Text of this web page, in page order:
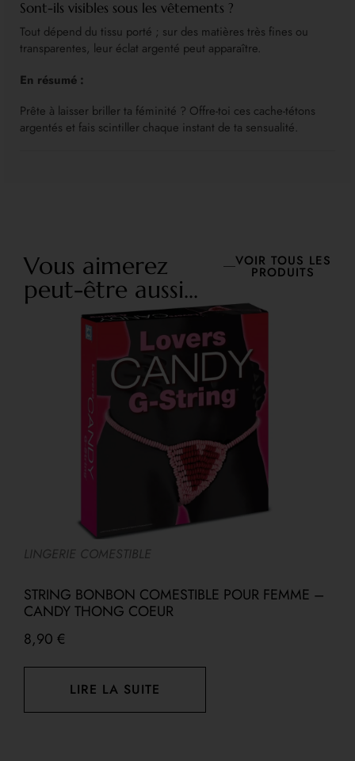
Sont-ils visibles sous les vêtements ?
Tout dépend du tissu porté ; sur des matières très fines ou
transparentes, leur éclat argenté peut apparaître.
En résumé :
Prête à laisser briller ta féminité ? Offre-toi ces cache-tétons
argentés et fais scintiller chaque instant de ta sensualité.
Vous aimerez
peut-être aussi...
VOIR TOUS LES
PRODUITS
LINGERIE COMESTIBLE
STRING BONBON COMESTIBLE POUR FEMME –
CANDY THONG COEUR
8,90 €
LIRE LA SUITE